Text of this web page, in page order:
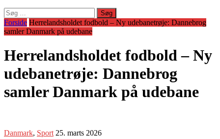
Søg
efter:
Forside Herrelandsholdet fodbold – Ny udebanetrøje: Dannebrog
samler Danmark på udebane
Herrelandsholdet fodbold – Ny
udebanetrøje: Dannebrog
samler Danmark på udebane
Danmark, Sport 25. marts 2026